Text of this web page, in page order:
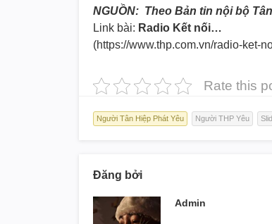
NGUỒN: Theo Bản tin nội bộ
Link bài: Radio Kết nối…
(https://www.thp.com.vn/radio-ket-
Rate this
Người Tân Hiệp Phát Yêu Người THP Yêu
Đăng bởi
Admin